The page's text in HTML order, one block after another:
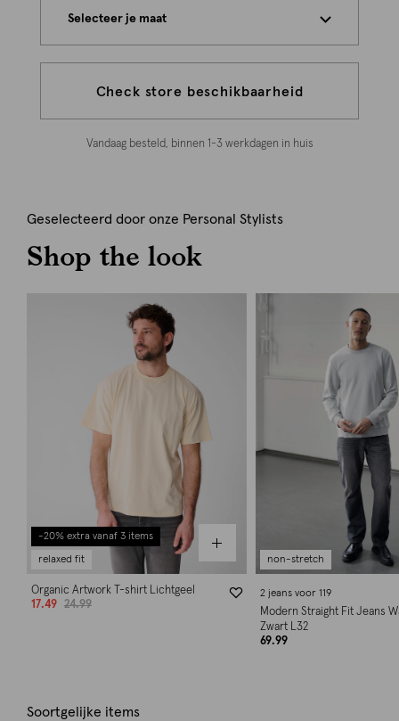
Selecteer je maat
Check store beschikbaarheid
Vandaag besteld, binnen 1-3 werkdagen in huis
Geselecteerd door onze Personal Stylists
Shop the look
-20% extra vanaf 3 items
relaxed fit
Organic Artwork T-shirt Lichtgeel
17.49
24.99
non-stretch
2 jeans voor 119
Modern Straight Fit Jeans
Zwart L32
69.99
Soortgelijke items